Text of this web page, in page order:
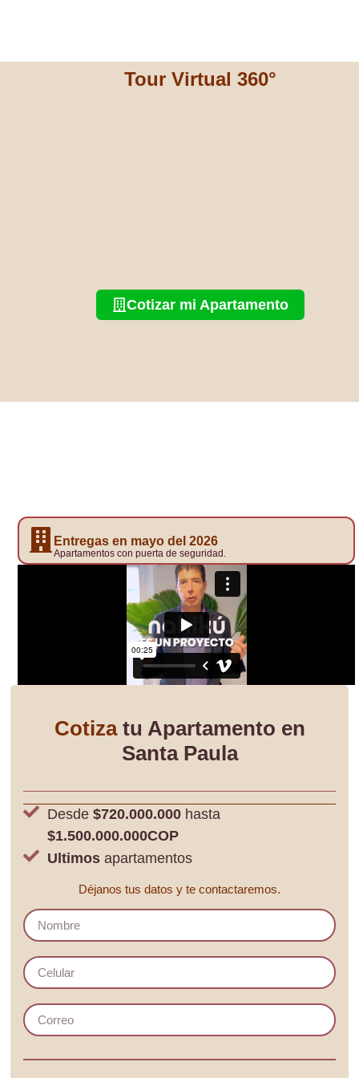
Tour Virtual 360°
Cotizar mi Apartamento
Cotiza tu Apartamento en
Santa Paula
Desde$720.000.000 hasta
$1.500.000.000COP
Ultimos apartamentos
Déjanos tus datos y te contactaremos.
Entregas en mayo del 2026
Apartamentos con puerta de seguridad.